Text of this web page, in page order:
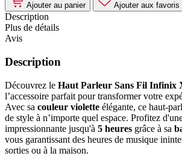
Ajouter au panier Ajouter aux favoris
Description
Plus de détails
Avis
Description
Découvrez le Haut Parleur Sans Fil Infinix
l’accessoire parfait pour transformer votre
Avec sa couleur violette élégante, ce haut-
de style à n’importe quel espace. Profitez
impressionnante jusqu'à 5 heures grâce à sa
vous garantissant des heures de musique
sorties ou à la maison.